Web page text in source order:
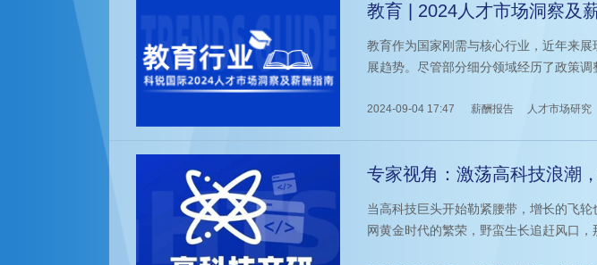
教育 | 2024人才市场洞察及
教育作为国家刚需与核心行业，近年来
展趋势。尽管部分细分领域经历了政策调
高校学术人才回流，共同勾勒出行业新面
2024-09-04 17:47 薪酬报告 人才市场研究
专家视角：激荡高科技浪潮
当高科技巨头开始勒紧腰带，增长的飞
网黄金时代的繁荣，野蛮生长追赶风口，